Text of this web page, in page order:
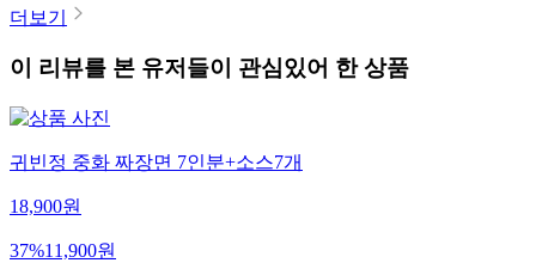
더보기
이 리뷰를 본 유저들이 관심있어 한 상품
귀빈정 중화 짜장면 7인분+소스7개
18,900원
37%11,900원